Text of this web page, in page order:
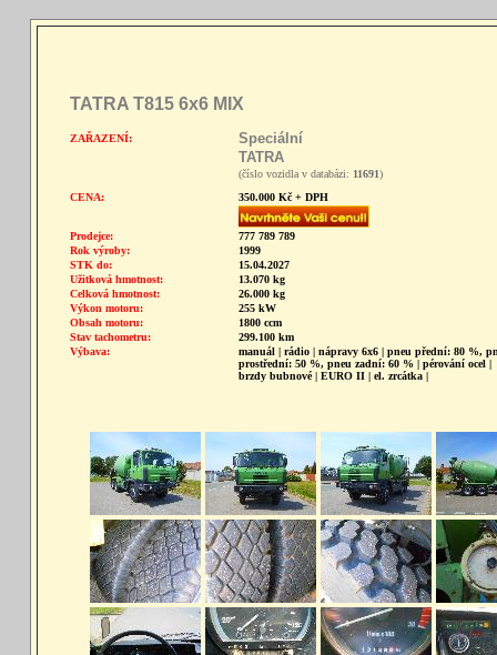
TATRA T815 6x6 MIX
ZAŘAZENÍ:
Speciální
TATRA
(číslo vozidla v databázi: 11691)
CENA:
350.000 Kč + DPH
Prodejce:
777 789 789
Rok výroby:
1999
STK do:
15.04.2027
Užitková hmotnost:
13.070 kg
Celková hmotnost:
26.000 kg
Výkon motoru:
255 kW
Obsah motoru:
1800 ccm
Stav tachometru:
299.100 km
Výbava:
manuál | rádio | nápravy 6x6 | pneu přední: 80 %,
prostřední: 50 %, pneu zadní: 60 % | pérování ocel |
brzdy bubnové | EURO II | el. zrcátka |